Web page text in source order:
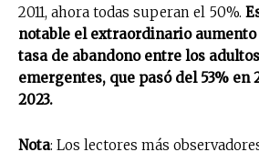
2011, ahora todas superan el 50%.
notable el extraordinario aumento
tasa de abandono entre los
emergentes, que pasó del 53% en
2023.
Nota: Los lectores más